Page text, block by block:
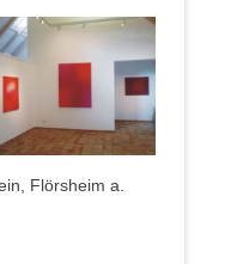
Flörs­heim a.